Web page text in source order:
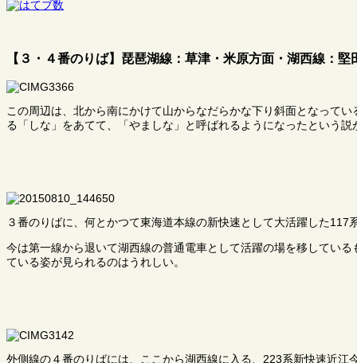
【３・４番のりば】琵琶湖線：草津・米原方面・湖西線：堅
この周辺は、北から南にかけて山からなだらかな下り斜面となって
る「しな」をあてて、「やましな」と呼ばれるようになったという説
３番のりばに、何とかつて東海道本線の新快速として大活躍した117
今は第一線から退いて湖西線の普通電車として活躍の場を移してい
ている姿が見られるのはうれしい。
外側線の４番のりばには、ここから湖西線に入る、223系新快速近江